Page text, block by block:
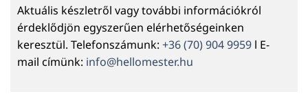
Aktuális készletről vagy további információkról
érdeklődjön egyszerűen elérhetőségeinken
keresztül. Telefonszámunk: +36 (70) 904 9959 l E-
mail címünk: info@hellomester.hu